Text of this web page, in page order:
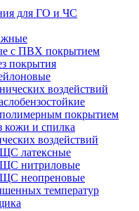
для ГО и ЧС
с ПВХ покрытием
покрытия
воздействий
покрытием
кожи и спилка
воздействий
латексные
нитриловые
неопреновые
температур